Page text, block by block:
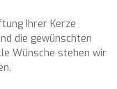
Ihrer Kerze
die gewünschten
Wünsche stehen wir